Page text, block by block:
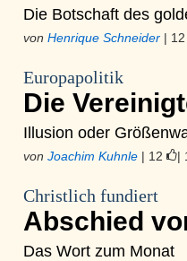
Die Botschaft des
von Henrique Schneider | 12
Europapolitik
Die
Illusion oder
von Joachim Kuhnle | 12 |
Christlich fundiert
Abschied
Das Wort zum Monat